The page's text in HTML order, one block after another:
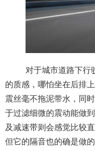
对于城市道路下行
的质感，哪怕坐在后排
震丝毫不拖泥带水，同
于过滤细微的震动能做
及减速带则会感觉比较
但它的隔音也的确是做